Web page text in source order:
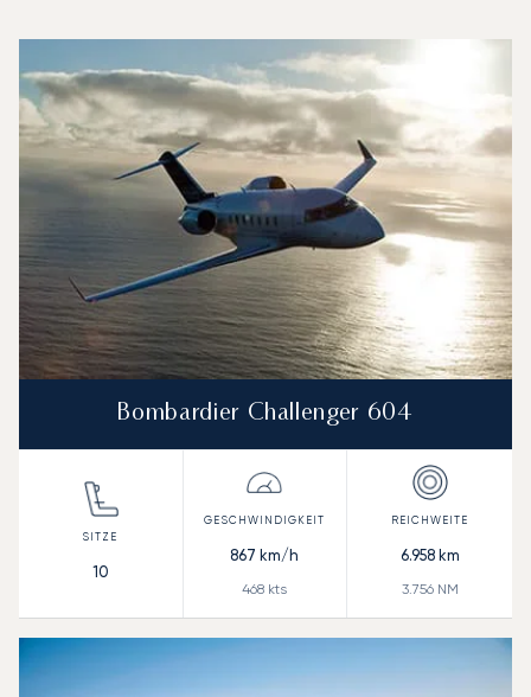
Flugzeugmodell
Geschwindigkeit (km/h)Geschwindigkeit (Knoten)
Reichweite (NM)
Bombardier Challenger 604
10
867 km/h
468 kts
6.958km
3.756NM